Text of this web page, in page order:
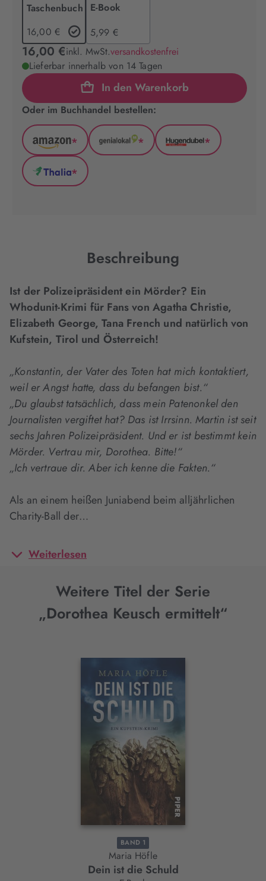
Taschenbuch
16,00 €
E-Book
5,99 €
16,00 €inkl. MwSt.versandkostenfrei
Lieferbar innerhalb von 14 Tagen
In den Warenkorb
Oder im Buchhandel bestellen:
Amazon
(wird
in
neuem
*
GenialLokal
*
Hugendubel
*
Thalia
*
Beschreibung
Ist der Polizeipräsident ein Mörder? Ein
Whodunit-Krimi für Fans von Agatha Christie,
Elizabeth George, Tana French und natürlich von
Kufstein, Tirol und Österreich!
„Konstantin, der Vater des Toten hat mich kontaktiert,
weil er Angst hatte, dass du befangen bist.“
„Du glaubst tatsächlich, dass mein Patenonkel den
Journalisten vergiftet hat? Das ist Irrsinn. Martin ist seit
sechs Jahren Polizeipräsident. Und er ist bestimmt kein
Mörder. Vertrau mir, Dorothea. Bitte!“
„Ich vertraue dir. Aber ich kenne die Fakten.“
Als an einem heißen Juniabend beim alljährlichen
Charity-Ball der…
Weiterlesen
Weitere Titel der Serie
„Dorothea Keusch ermittelt“
BAND 1
Maria Höfle
Dein ist die Schuld